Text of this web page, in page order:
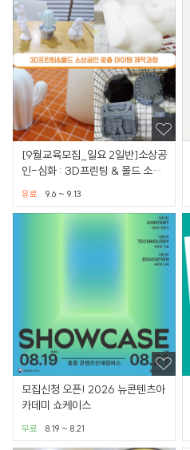
[9월교육모집_일요 2일반]소상공
인-심화 : 3D프린팅 & 몰드 소상
공인 맞춤 아이템 제작
9.6 ~ 9.13
유료
모집신청 오픈! 2026 뉴콘텐츠아
카데미 쇼케이스
8.19 ~ 8.21
무료